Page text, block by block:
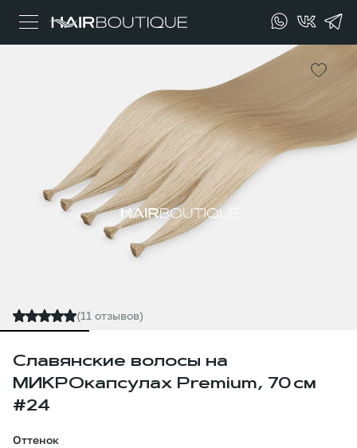
(11 отзывов)
Славянские волосы на
МИКРОкапсулах Premium, 70 см
#24
Оттенок